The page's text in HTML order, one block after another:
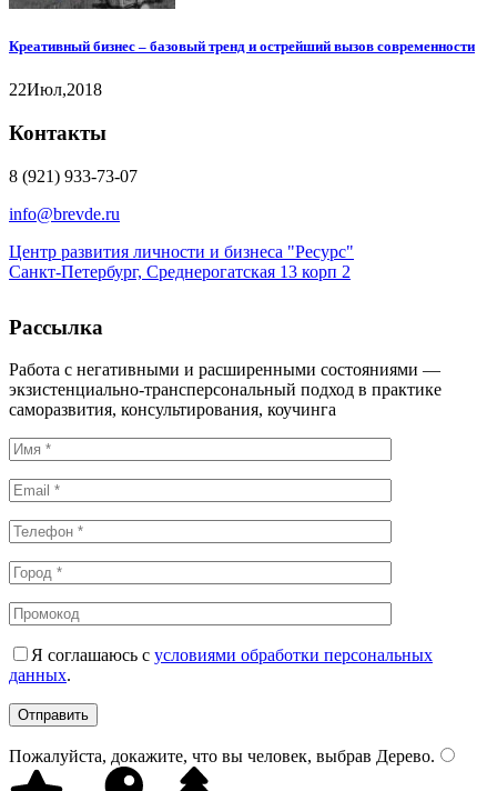
Креативный бизнес – базовый тренд и острейший вызов современности
22Июл,2018
Контакты
8 (921) 933-73-07
info@brevde.ru
Центр развития личности и бизнеса "Ресурс"
Санкт-Петербург, Среднерогатская 13 корп 2
Рассылка
Работа с негативными и расширенными состояниями —
экзистенциально-трансперсональный подход в практике
саморазвития, консультирования, коучинга
Я соглашаюсь с условиями обработки персональных
данных.
Пожалуйста, докажите, что вы человек, выбрав Дерево.